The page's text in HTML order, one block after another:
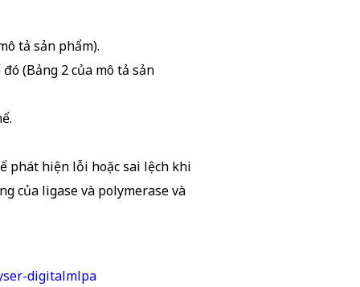
tả sản phẩm).
(Bảng 2 của mô tả sản
phát hiện lỗi hoặc sai lệch khi
của ligase và polymerase và
digitalmlpa